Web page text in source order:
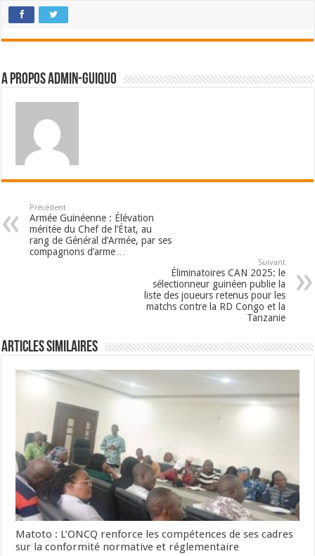
A propos admin-guiquo
Précédent
Armée Guinéenne : Élévation
méritée du Chef de l’État, au
rang de Général d’Armée, par ses
compagnons d’arme…
Suivant
Éliminatoires CAN 2025: le
sélectionneur guinéen publie la
liste des joueurs retenus pour les
matchs contre la RD Congo et la
Tanzanie
Articles Similaires
Matoto : L’ONCQ renforce les compétences de ses cadres
sur la conformité normative et réglementaire